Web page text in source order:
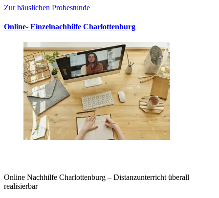
Zur häuslichen Probestunde
Online- Einzelnachhilfe Charlottenburg
Online Nachhilfe Charlottenburg – Distanzunterricht überall
realisierbar